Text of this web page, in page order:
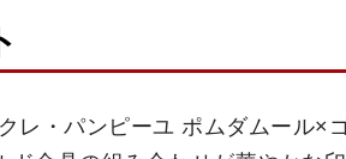
レ・パンピーユ ポムダムール